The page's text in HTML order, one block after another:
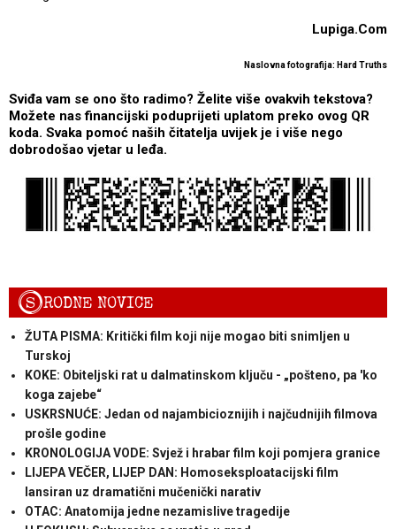
Lupiga.Com
Naslovna fotografija: Hard Truths
Sviđa vam se ono što radimo? Želite više ovakvih tekstova?
Možete nas financijski poduprijeti uplatom preko ovog QR
koda. Svaka pomoć naših čitatelja uvijek je i više nego
dobrodošao vjetar u leđa.
SRODNE NOVICE
ŽUTA PISMA: Kritički film koji nije mogao biti snimljen u
Turskoj
KOKE: Obiteljski rat u dalmatinskom ključu - „pošteno, pa 'ko
koga zajebe“
USKRSNUĆE: Jedan od najambicioznijih i najčudnijih filmova
prošle godine
KRONOLOGIJA VODE: Svjež i hrabar film koji pomjera granice
LIJEPA VEČER, LIJEP DAN: Homoseksploatacijski film
lansiran uz dramatični mučenički narativ
OTAC: Anatomija jedne nezamislive tragedije